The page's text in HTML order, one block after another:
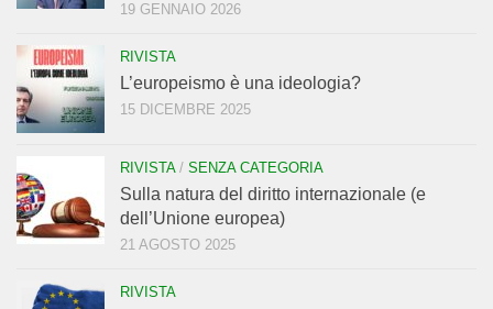
19 GENNAIO 2026
RIVISTA
L’europeismo è una ideologia?
15 DICEMBRE 2025
RIVISTA/ SENZA CATEGORIA
Sulla natura del diritto internazionale (e
dell’Unione europea)
21 AGOSTO 2025
RIVISTA